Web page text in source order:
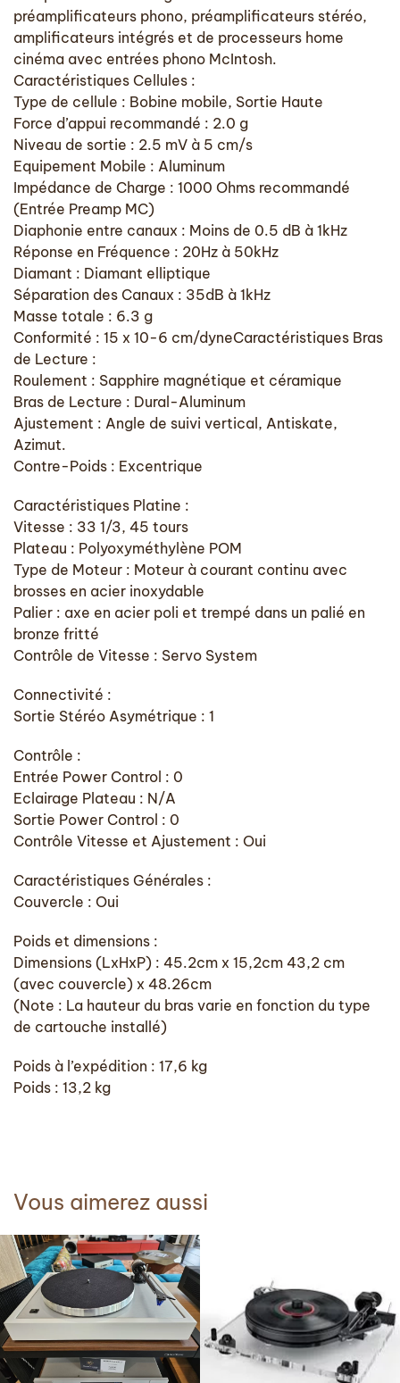
préamplificateurs phono, préamplificateurs stéréo,
amplificateurs intégrés et de processeurs home
cinéma avec entrées phono McIntosh.
Caractéristiques Cellules :
Type de cellule : Bobine mobile, Sortie Haute
Force d’appui recommandé : 2.0 g
Niveau de sortie : 2.5 mV à 5 cm/s
Equipement Mobile : Aluminum
Impédance de Charge : 1000 Ohms recommandé
(Entrée Preamp MC)
Diaphonie entre canaux : Moins de 0.5 dB à 1kHz
Réponse en Fréquence : 20Hz à 50kHz
Diamant : Diamant elliptique
Séparation des Canaux : 35dB à 1kHz
Masse totale : 6.3 g
Conformité : 15 x 10-6 cm/dyneCaractéristiques Bras
de Lecture :
Roulement : Sapphire magnétique et céramique
Bras de Lecture : Dural-Aluminum
Ajustement : Angle de suivi vertical, Antiskate,
Azimut.
Contre-Poids : Excentrique
Caractéristiques Platine :
Vitesse : 33 1/3, 45 tours
Plateau : Polyoxyméthylène POM
Type de Moteur : Moteur à courant continu avec
brosses en acier inoxydable
Palier : axe en acier poli et trempé dans un palié en
bronze fritté
Contrôle de Vitesse : Servo System
Connectivité :
Sortie Stéréo Asymétrique : 1
Contrôle :
Entrée Power Control : 0
Eclairage Plateau : N/A
Sortie Power Control : 0
Contrôle Vitesse et Ajustement : Oui
Caractéristiques Générales :
Couvercle : Oui
Poids et dimensions :
Dimensions (LxHxP) : 45.2cm x 15,2cm 43,2 cm
(avec couvercle) x 48.26cm
(Note : La hauteur du bras varie en fonction du type
de cartouche installé)
Poids à l’expédition : 17,6 kg
Poids : 13,2 kg
Vous aimerez aussi